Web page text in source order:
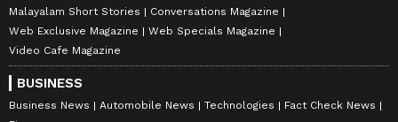
Malayalam Short Stories
Conversations Magazine
Web Exclusive Magazine
Web Specials Magazine
Video Cafe Magazine
BUSINESS
Business News Automobile News Technologies
Fact Check News